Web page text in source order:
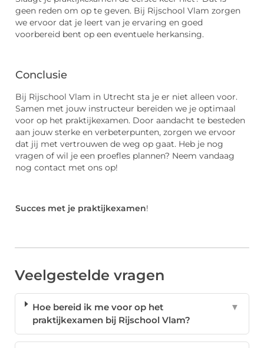
geen reden om op te geven. Bij Rijschool Vlam zorgen
we ervoor dat je leert van je ervaring en goed
voorbereid bent op een eventuele herkansing.
Conclusie
Bij Rijschool Vlam in Utrecht sta je er niet alleen voor.
Samen met jouw instructeur bereiden we je optimaal
voor op het praktijkexamen. Door aandacht te besteden
aan jouw sterke en verbeterpunten, zorgen we ervoor
dat jij met vertrouwen de weg op gaat. Heb je nog
vragen of wil je een proefles plannen? Neem vandaag
nog contact met ons op!
Succes met je praktijkexamen!
Veelgestelde vragen
Hoe bereid ik me voor op het
praktijkexamen bij Rijschool Vlam?
▼